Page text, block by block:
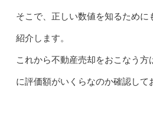
そこで、正しい数値を知るために
紹介します。
これから不動産売却をおこなう
に評価額がいくらなのか確認して